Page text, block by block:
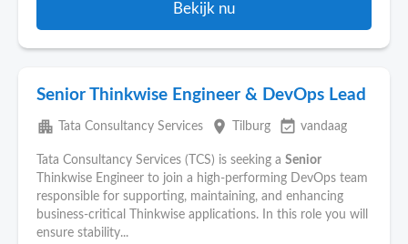
Bekijk nu
Senior Thinkwise Engineer & DevOps Lead
apartment Tata Consultancy Services place Tilburg event_available vandaag
Tata Consultancy Services (TCS) is seeking a Senior
Thinkwise Engineer to join a high-performing DevOps team
responsible for supporting, maintaining, and enhancing
business-critical Thinkwise applications. In this role you will
ensure stability...